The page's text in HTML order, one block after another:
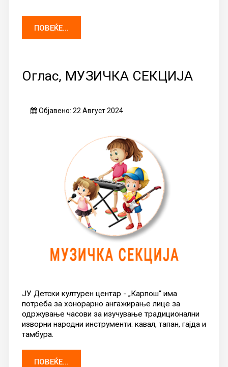
ПОВЕЌЕ...
Оглас, МУЗИЧКА СЕКЦИЈА
Објавено: 22 Август 2024
ЈУ Детски културен центар - „Карпош“ има
потреба за хонорарно ангажирање лице за
одржување часови за изучување традиционални
изворни народни инструменти: кавал, тапан, гајда и
тамбура.
ПОВЕЌЕ...